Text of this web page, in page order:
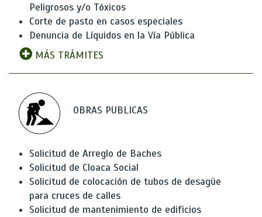
Peligrosos y/o Tóxicos
Corte de pasto en casos especiales
Denuncia de Líquidos en la Vía Pública
MÁS TRÁMITES
OBRAS PUBLICAS
Solicitud de Arreglo de Baches
Solicitud de Cloaca Social
Solicitud de colocación de tubos de desagüe
para cruces de calles
Solicitud de mantenimiento de edificios